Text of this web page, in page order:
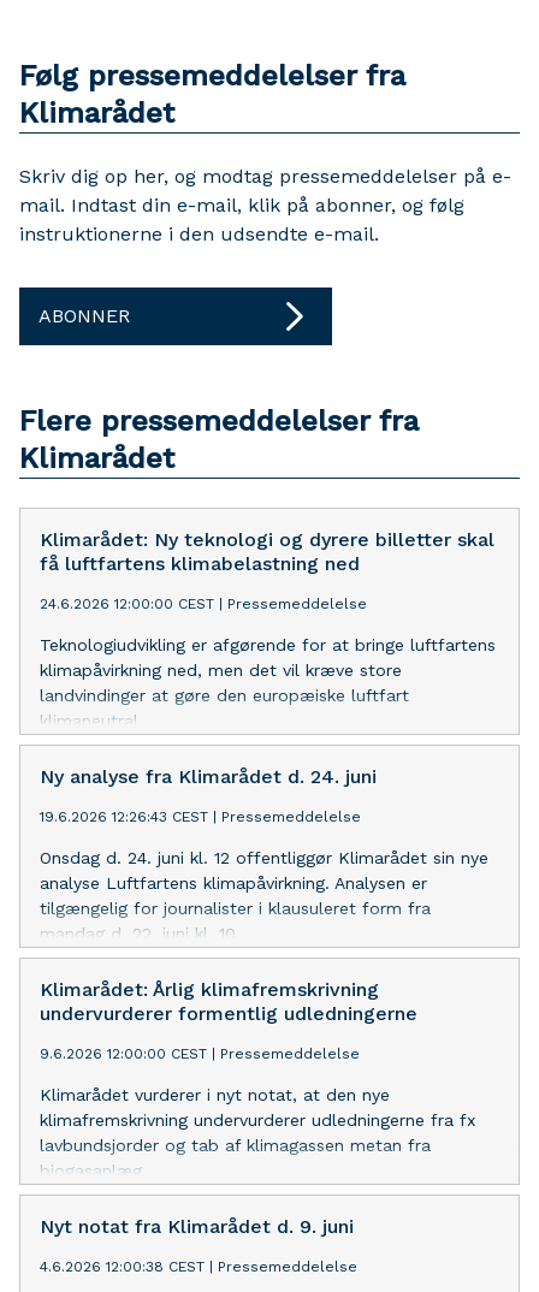
Følg pressemeddelelser fra
Klimarådet
Skriv dig op her, og modtag pressemeddelelser på e-
mail. Indtast din e-mail, klik på abonner, og følg
instruktionerne i den udsendte e-mail.
ABONNER
Flere pressemeddelelser fra
Klimarådet
Klimarådet: Ny teknologi og dyrere billetter skal
få luftfartens klimabelastning ned
24.6.2026 12:00:00 CEST Pressemeddelelse
Teknologiudvikling er afgørende for at bringe luftfartens
klimapåvirkning ned, men det vil kræve store
landvindinger at gøre den europæiske luftfart
klimaneutral.
Ny analyse fra Klimarådet d. 24. juni
19.6.2026 12:26:43 CEST Pressemeddelelse
Onsdag d. 24. juni kl. 12 offentliggør Klimarådet sin nye
analyse Luftfartens klimapåvirkning. Analysen er
tilgængelig for journalister i klausuleret form fra
mandag d. 22. juni kl. 10.
Klimarådet: Årlig klimafremskrivning
undervurderer formentlig udledningerne
9.6.2026 12:00:00 CEST Pressemeddelelse
Klimarådet vurderer i nyt notat, at den nye
klimafremskrivning undervurderer udledningerne fra fx
lavbundsjorder og tab af klimagassen metan fra
biogasanlæg.
Nyt notat fra Klimarådet d. 9. juni
4.6.2026 12:00:38 CEST Pressemeddelelse